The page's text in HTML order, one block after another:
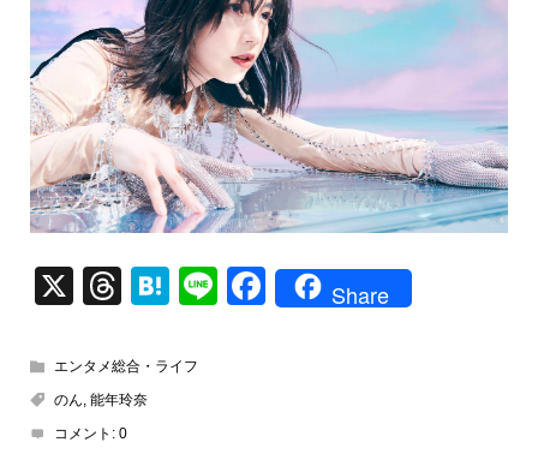
X
T
e
a
d
H
e
Li
F
Share
エンタメ総合・ライフ
のん 能年玲奈
コメント: 0